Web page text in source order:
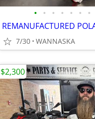
• • • • • • •
REMANUFACTURED
7/30 WANNASKA
$2,300